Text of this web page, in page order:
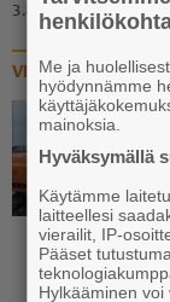
3.8. 18:00
VIDEOT
Me ja
hyödynnämme
mainoksia.
Hyväksymällä
Käytämme
laitteellesi
vierailit, IP-
Pääset
Hylkääminen